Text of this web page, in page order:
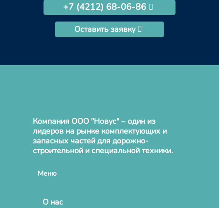
+7 (4212) 68-06-86
Оставить заявку
Компания ООО "Новус" – один из
лидеров на рынке комплектующих и
запасных частей для дорожно-
строительной и специальной техники.
Меню
О нас